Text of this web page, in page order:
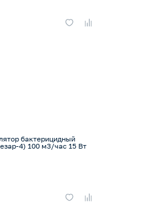
бактерицидный
4) 100 м3/час 15 Вт